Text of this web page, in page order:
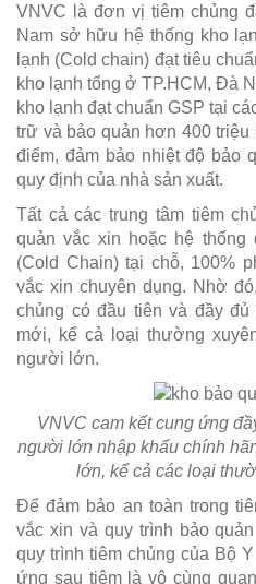
VNVC là đơn vị tiêm chủng
Nam sở hữu hệ thống kho
lạnh (Cold chain) đạt tiêu
kho lạnh tổng ở TP.HCM, Đà
kho lạnh đạt chuẩn GSP tại
trữ và bảo quản hơn 400
điểm, đảm bảo nhiệt độ bảo
quy định của nhà sản xuất.
Tất cả các trung tâm tiêm
quản vắc xin hoặc hệ thống
(Cold Chain) tại chỗ, 100%
vắc xin chuyên dụng. Nhờ
chủng có đầu tiên và đầy
mới, kể cả loại thường
người lớn.
VNVC cam kết cung ứng
người lớn nhập khẩu chính
lớn, kể cả các loại
Để đảm bảo an toàn trong
vắc xin và quy trình bảo
quy trình tiêm chủng của Bộ
ứng sau tiêm là vô cùng